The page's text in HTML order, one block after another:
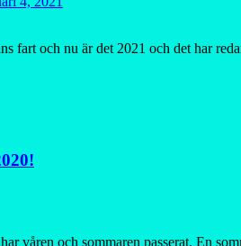
fart och nu är det 2021 och det har
våren och sommaren passerat. En